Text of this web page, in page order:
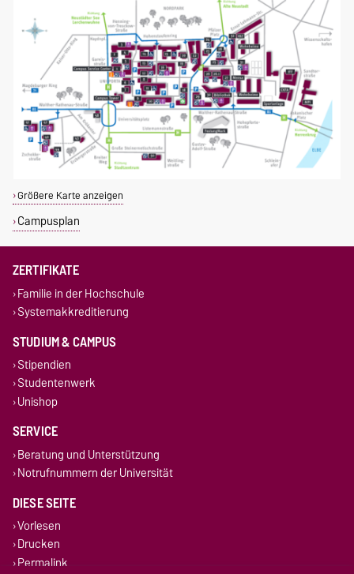
Größere Karte anzeigen
Campusplan
ZERTIFIKATE
Familie in der Hochschule
Systemakkreditierung
STUDIUM & CAMPUS
Stipendien
Studentenwerk
Unishop
SERVICE
Beratung und Unterstützung
Notrufnummern der Universität
DIESE SEITE
Vorlesen
Drucken
Permalink